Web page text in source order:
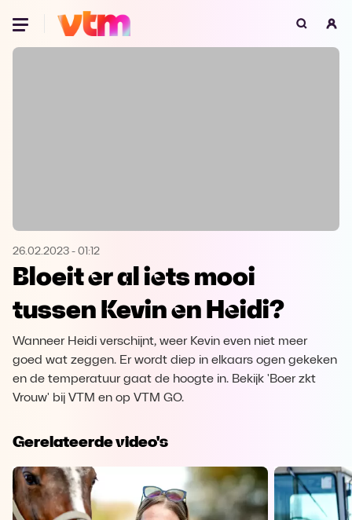
Oeps, browser niet ondersteund
Microsoft Edge Download
Opera Download
26.02.2023 - 01:12
Bloeit er al iets mooi
tussen Kevin en Heidi?
Wanneer Heidi verschijnt, weer Kevin even niet meer
goed wat zeggen. Er wordt diep in elkaars ogen gekeken
en de temperatuur gaat de hoogte in. Bekijk 'Boer zkt
Vrouw' bij VTM en op VTM GO.
Gerelateerde video's